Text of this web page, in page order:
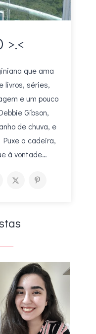
>.<
que ama
livros, séries,
e um pouco
Gibson,
de chuva, e
a cadeira,
à vontade…